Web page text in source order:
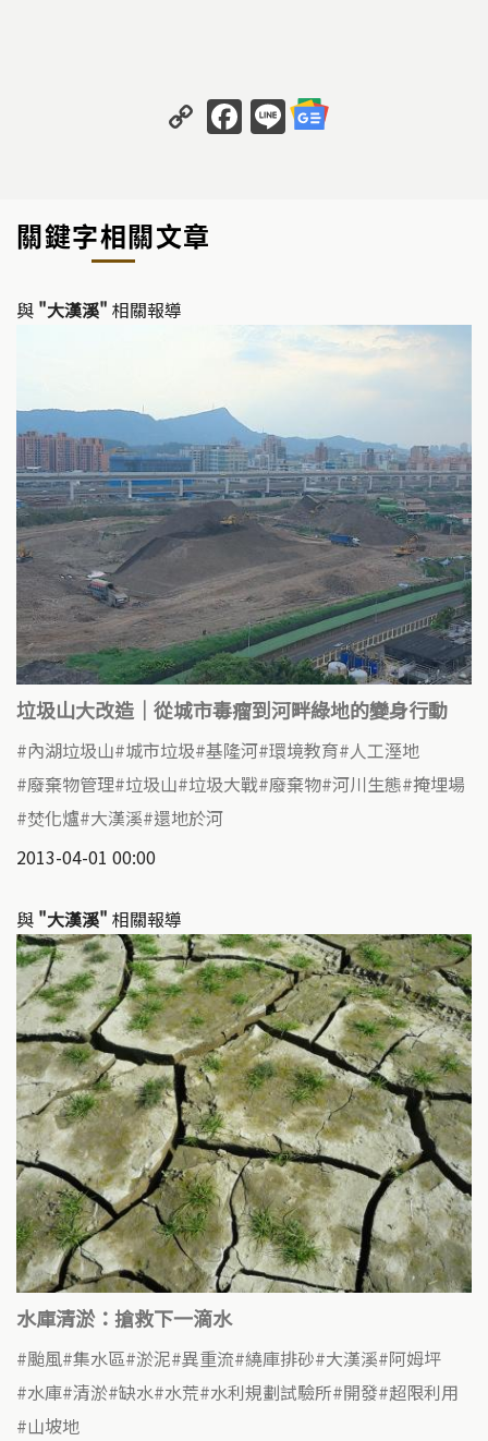
C
o
y
Li
F
a
o
k
Li
n
關鍵字相關文章
與 "大漢溪" 相關報導
垃圾山大改造｜從城市毒瘤到河畔綠地的變身行動
內湖垃圾山 城市垃圾 基隆河 環境教育 人工溼地
廢棄物管理 垃圾山 垃圾大戰 廢棄物 河川生態 掩埋場
焚化爐 大漢溪 還地於河
2013-04-01 00:00
與 "大漢溪" 相關報導
水庫清淤：搶救下一滴水
颱風 集水區 淤泥 異重流 繞庫排砂 大漢溪 阿姆坪
水庫 清淤 缺水 水荒 水利規劃試驗所 開發 超限利用
山坡地